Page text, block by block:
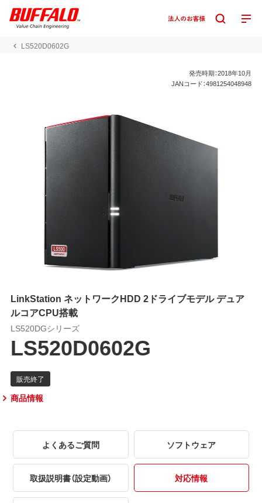
LS520D0602G
発売時期：2018年10月
JANコード：4981254048948
LinkStation ネットワークHDD 2ドライブモデル デュア
ルコアCPU搭載
LS520DGシリーズ
LS520D0602G
商品情報
よくあるご質問 ソフトウェア
取扱説明書（設定動画） 対応情報